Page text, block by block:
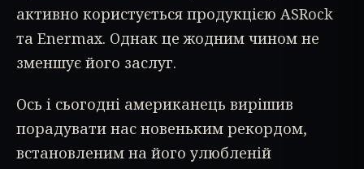
активно користується продукцією ASRock
та Enermax. Однак це жодним чином не
зменшує його заслуг.
Ось і сьогодні американець вирішив
порадувати нас новеньким рекордом,
встановленим на його улюбленій